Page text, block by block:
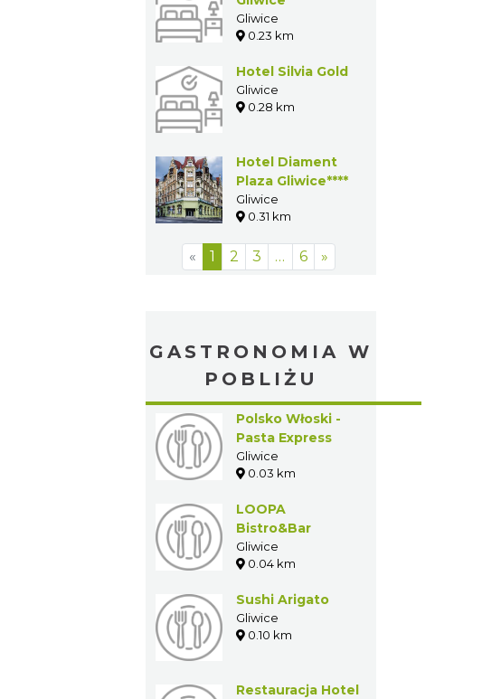
Gliwice
0.23 km
Hotel Silvia Gold
Gliwice
0.28 km
Hotel Diament
Plaza Gliwice****
Gliwice
0.31 km
« 1 2 3 … 6 »
GASTRONOMIA W
POBLIŻU
Polsko Włoski -
Pasta Express
Gliwice
0.03 km
LOOPA
Bistro&Bar
Gliwice
0.04 km
Sushi Arigato
Gliwice
0.10 km
Restauracja Hotel